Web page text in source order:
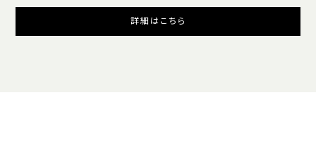
詳細はこちら